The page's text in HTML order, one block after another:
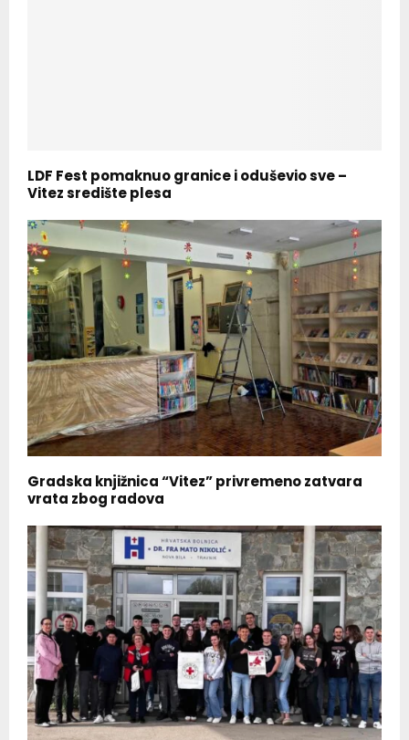
LDF Fest pomaknuo granice i oduševio sve –
Vitez središte plesa
Gradska knjižnica “Vitez” privremeno zatvara
vrata zbog radova